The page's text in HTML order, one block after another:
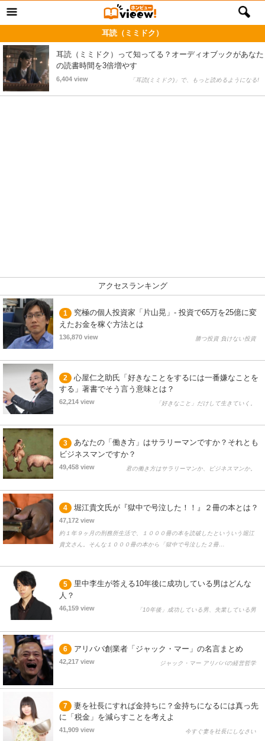
耳読（ミミドク）
耳読（ミミドク）って知ってる？オーディオブックがあなた
の読書時間を3倍増やす
6,404 view 「耳読(ミミドク)」で、もっと読めるようになる!
アクセスランキング
1
究極の個人投資家「片山晃」- 投資で65万を25億に変
えたお金を稼ぐ方法とは
136,870 view 勝つ投資 負けない投資
2
心屋仁之助氏「好きなことをするには一番嫌なことを
する」著書でそう言う意味とは？
62,214 view 「好きなこと」だけして生きていく。
3
あなたの「働き方」はサラリーマンですか？それとも
ビジネスマンですか？
49,458 view 君の働き方はサラリーマンか、ビジネスマンか。
4 堀江貴文氏が『獄中で号泣した！！』２冊の本とは？
47,172 view
約１年９ヶ月の刑務所生活で、１０００冊の本を読破したといういう堀江
貴文さん。そんな１０００冊の本から「獄中で号泣した２冊…
5
里中李生が答える10年後に成功している男はどんな
人？
46,159 view 「10年後」成功している男、失業している男
6 アリババ創業者「ジャック・マー」の名言まとめ
42,217 view ジャック・マー アリババの経営哲学
7
妻を社長にすれば金持ちに？金持ちになるには真っ先
に「税金」を減らすことを考えよ
41,909 view 今すぐ妻を社長にしなさい